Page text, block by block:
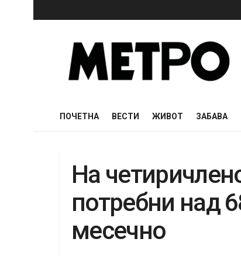
ПОЧЕТНА ВЕСТИ ЖИВОТ ЗАБАВА
На
потребни над
месечно